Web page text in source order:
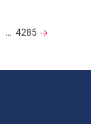
… 4285